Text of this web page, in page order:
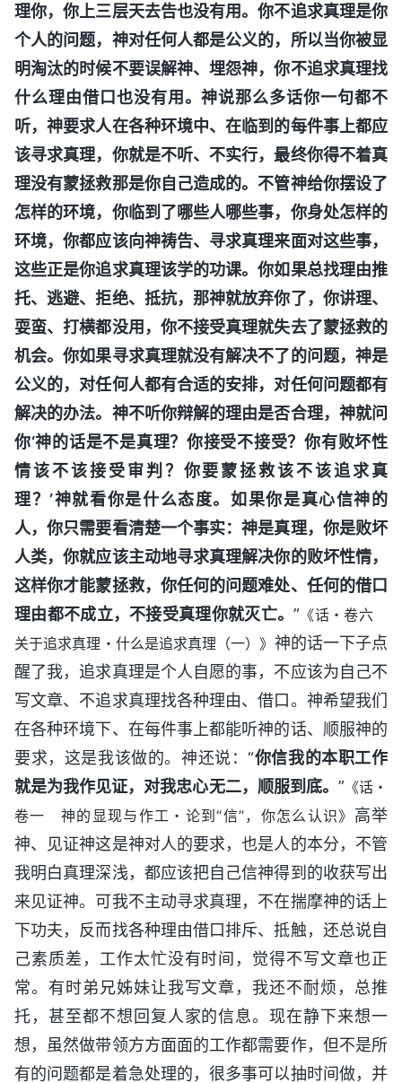
理你，你上三层天去告也没有用。你不追求真理是你
个人的问题，神对任何人都是公义的，所以当你被显
明淘汰的时候不要误解神、埋怨神，你不追求真理找
什么理由借口也没有用。神说那么多话你一句都不
听，神要求人在各种环境中、在临到的每件事上都应
该寻求真理，你就是不听、不实行，最终你得不着真
理没有蒙拯救那是你自己造成的。不管神给你摆设了
怎样的环境，你临到了哪些人哪些事，你身处怎样的
环境，你都应该向神祷告、寻求真理来面对这些事，
这些正是你追求真理该学的功课。你如果总找理由推
托、逃避、拒绝、抵抗，那神就放弃你了，你讲理、
耍蛮、打横都没用，你不接受真理就失去了蒙拯救的
机会。你如果寻求真理就没有解决不了的问题，神是
公义的，对任何人都有合适的安排，对任何问题都有
解决的办法。神不听你辩解的理由是否合理，神就问
你‘神的话是不是真理？你接受不接受？你有败坏性
情该不该接受审判？你要蒙拯救该不该追求真
理？’神就看你是什么态度。如果你是真心信神的
人，你只需要看清楚一个事实：神是真理，你是败坏
人类，你就应该主动地寻求真理解决你的败坏性情，
这样你才能蒙拯救，你任何的问题难处、任何的借口
理由都不成立，不接受真理你就灭亡。” 《话・卷六
关于追求真理・什么是追求真理（一）》 神的话一下子点
醒了我，追求真理是个人自愿的事，不应该为自己不
写文章、不追求真理找各种理由、借口。神希望我们
在各种环境下、在每件事上都能听神的话、顺服神的
要求，这是我该做的。神还说：“你信我的本职工作
就是为我作见证，对我忠心无二，顺服到底。 ” 《话・
卷一 神的显现与作工・论到“信”，你怎么认识》 高举
神、见证神这是神对人的要求，也是人的本分，不管
我明白真理深浅，都应该把自己信神得到的收获写出
来见证神。可我不主动寻求真理，不在揣摩神的话上
下功夫，反而找各种理由借口排斥、抵触，还总说自
己素质差，工作太忙没有时间，觉得不写文章也正
常。有时弟兄姊妹让我写文章，我还不耐烦，总推
托，甚至都不想回复人家的信息。现在静下来想一
想，虽然做带领方方面面的工作都需要作，但不是所
有的问题都是着急处理的，很多事可以抽时间做，并